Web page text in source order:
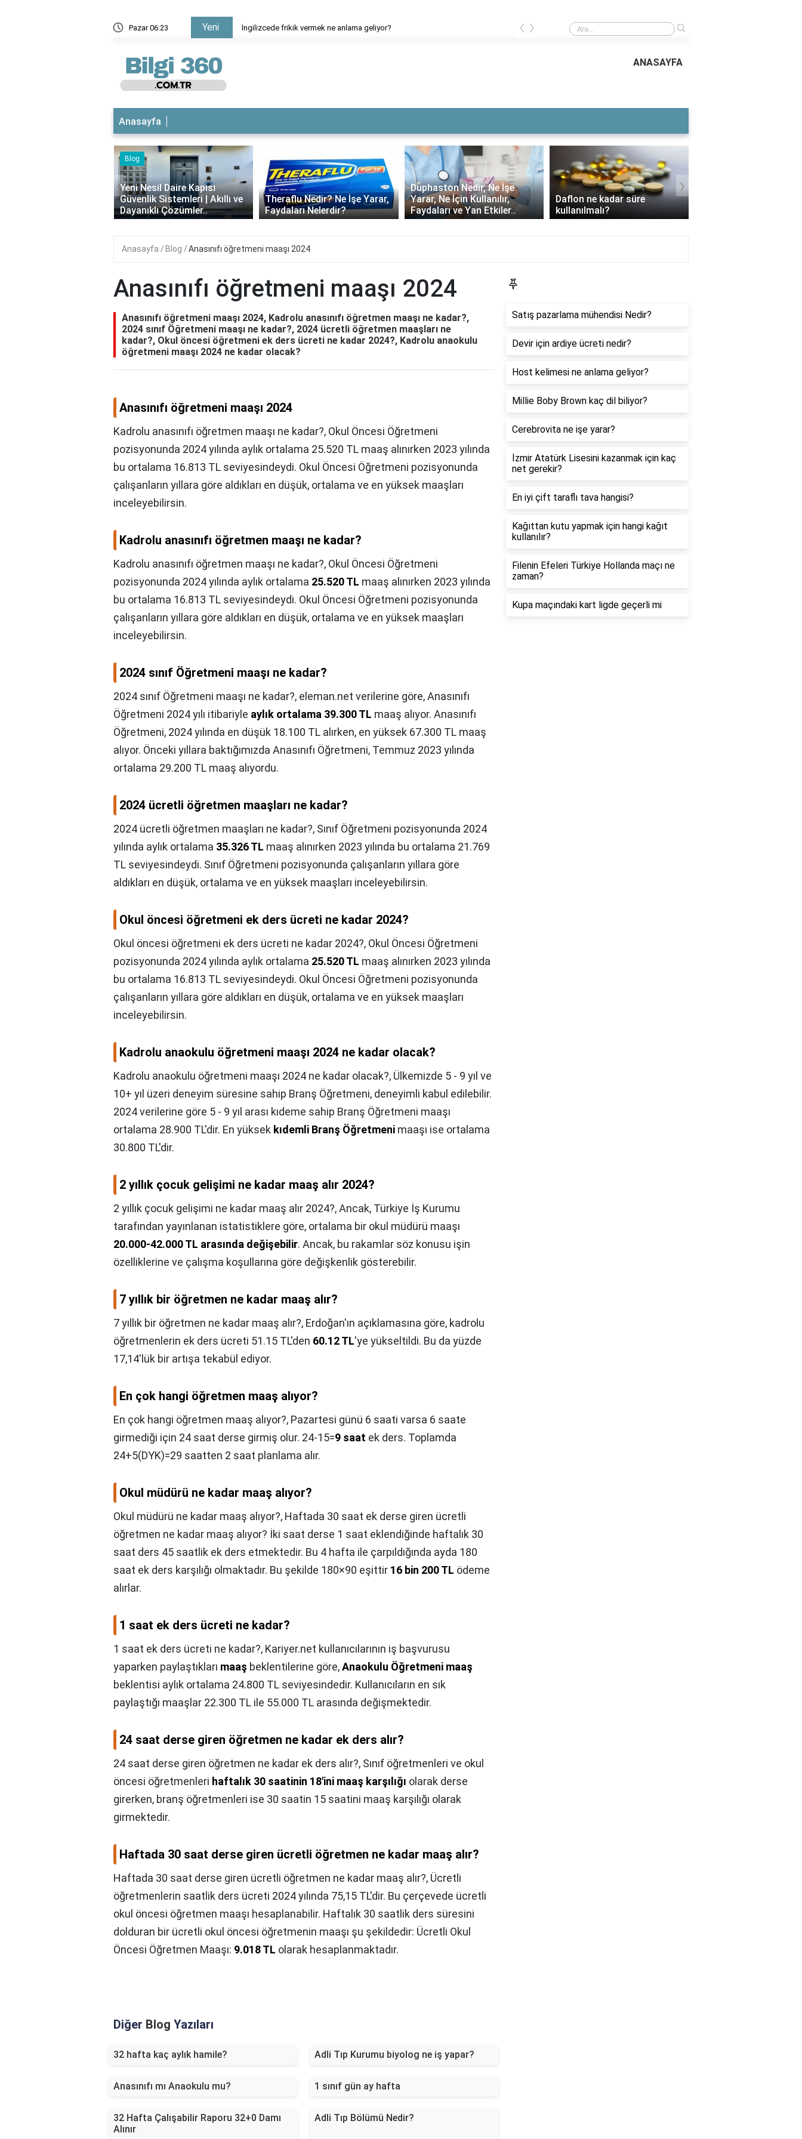
Pazar 06:24 Yeni El Cezeri'nin eserleri nelerdir? El Cezeri'nin eserleri nelerdir?
‹ ›
ANASAYFA
Anasayfa
Blog
Yeni Nesil Daire Kapısı
Güvenlik Sistemleri | Akıllı ve
Dayanıklı Çözümler..
Theraflu Nedir? Ne İşe Yarar,
Faydaları Nelerdir?
Duphaston Nedir, Ne İşe
Yarar, Ne İçin Kullanılır,
Faydaları ve Yan Etkiler..
Daflon ne kadar süre
kullanılmalı?
‹ ›
Anasayfa Blog Anasınıfı öğretmeni maaşı 2024
Anasınıfı öğretmeni maaşı 2024
Anasınıfı öğretmeni maaşı 2024, Kadrolu anasınıfı öğretmen maaşı ne kadar?,
2024 sınıf Öğretmeni maaşı ne kadar?, 2024 ücretli öğretmen maaşları ne
kadar?, Okul öncesi öğretmeni ek ders ücreti ne kadar 2024?, Kadrolu anaokulu
öğretmeni maaşı 2024 ne kadar olacak?
Anasınıfı öğretmeni maaşı 2024
Kadrolu anasınıfı öğretmen maaşı ne kadar?, Okul Öncesi Öğretmeni
pozisyonunda 2024 yılında aylık ortalama 25.520 TL maaş alınırken 2023 yılında
bu ortalama 16.813 TL seviyesindeydi. Okul Öncesi Öğretmeni pozisyonunda
çalışanların yıllara göre aldıkları en düşük, ortalama ve en yüksek maaşları
inceleyebilirsin.
Kadrolu anasınıfı öğretmen maaşı ne kadar?
Kadrolu anasınıfı öğretmen maaşı ne kadar?, Okul Öncesi Öğretmeni
pozisyonunda 2024 yılında aylık ortalama 25.520 TL maaş alınırken 2023 yılında
bu ortalama 16.813 TL seviyesindeydi. Okul Öncesi Öğretmeni pozisyonunda
çalışanların yıllara göre aldıkları en düşük, ortalama ve en yüksek maaşları
inceleyebilirsin.
2024 sınıf Öğretmeni maaşı ne kadar?
2024 sınıf Öğretmeni maaşı ne kadar?, eleman.net verilerine göre, Anasınıfı
Öğretmeni 2024 yılı itibariyle aylık ortalama 39.300 TL maaş alıyor. Anasınıfı
Öğretmeni, 2024 yılında en düşük 18.100 TL alırken, en yüksek 67.300 TL maaş
alıyor. Önceki yıllara baktığımızda Anasınıfı Öğretmeni, Temmuz 2023 yılında
ortalama 29.200 TL maaş alıyordu.
2024 ücretli öğretmen maaşları ne kadar?
2024 ücretli öğretmen maaşları ne kadar?, Sınıf Öğretmeni pozisyonunda 2024
yılında aylık ortalama 35.326 TL maaş alınırken 2023 yılında bu ortalama 21.769
TL seviyesindeydi. Sınıf Öğretmeni pozisyonunda çalışanların yıllara göre
aldıkları en düşük, ortalama ve en yüksek maaşları inceleyebilirsin.
Okul öncesi öğretmeni ek ders ücreti ne kadar 2024?
Okul öncesi öğretmeni ek ders ücreti ne kadar 2024?, Okul Öncesi Öğretmeni
pozisyonunda 2024 yılında aylık ortalama 25.520 TL maaş alınırken 2023 yılında
bu ortalama 16.813 TL seviyesindeydi. Okul Öncesi Öğretmeni pozisyonunda
çalışanların yıllara göre aldıkları en düşük, ortalama ve en yüksek maaşları
inceleyebilirsin.
Kadrolu anaokulu öğretmeni maaşı 2024 ne kadar olacak?
Kadrolu anaokulu öğretmeni maaşı 2024 ne kadar olacak?, Ülkemizde 5 - 9 yıl ve
10+ yıl üzeri deneyim süresine sahip Branş Öğretmeni, deneyimli kabul edilebilir.
2024 verilerine göre 5 - 9 yıl arası kıdeme sahip Branş Öğretmeni maaşı
ortalama 28.900 TL'dir. En yüksek kıdemli Branş Öğretmeni maaşı ise ortalama
30.800 TL'dir.
2 yıllık çocuk gelişimi ne kadar maaş alır 2024?
2 yıllık çocuk gelişimi ne kadar maaş alır 2024?,Ancak, Türkiye İş Kurumu
tarafından yayınlanan istatistiklere göre, ortalama bir okul müdürü maaşı
20.000-42.000 TL arasında değişebilir. Ancak, bu rakamlar söz konusu işin
özelliklerine ve çalışma koşullarına göre değişkenlik gösterebilir.
7 yıllık bir öğretmen ne kadar maaş alır?
7 yıllık bir öğretmen ne kadar maaş alır?, Erdoğan'ın açıklamasına göre, kadrolu
öğretmenlerin ek ders ücreti 51.15 TL'den 60.12 TL'ye yükseltildi. Bu da yüzde
17,14'lük bir artışa tekabül ediyor.
En çok hangi öğretmen maaş alıyor?
En çok hangi öğretmen maaş alıyor?, Pazartesi günü 6 saati varsa 6 saate
girmediği için 24 saat derse girmiş olur. 24-15=9 saat ek ders. Toplamda
24+5(DYK)=29 saatten 2 saat planlama alır.
Okul müdürü ne kadar maaş alıyor?
Okul müdürü ne kadar maaş alıyor?, Haftada 30 saat ek derse giren ücretli
öğretmen ne kadar maaş alıyor? İki saat derse 1 saat eklendiğinde haftalık 30
saat ders 45 saatlik ek ders etmektedir. Bu 4 hafta ile çarpıldığında ayda 180
saat ek ders karşılığı olmaktadır. Bu şekilde 180×90 eşittir 16 bin 200 TL ödeme
alırlar.
1 saat ek ders ücreti ne kadar?
1 saat ek ders ücreti ne kadar?, Kariyer.net kullanıcılarının iş başvurusu
yaparken paylaştıkları maaş beklentilerine göre,Anaokulu Öğretmeni maaş
beklentisi aylık ortalama 24.800 TL seviyesindedir. Kullanıcıların en sık
paylaştığı maaşlar 22.300 TL ile 55.000 TL arasında değişmektedir.
24 saat derse giren öğretmen ne kadar ek ders alır?
24 saat derse giren öğretmen ne kadar ek ders alır?, Sınıf öğretmenleri ve okul
öncesi öğretmenleri haftalık 30 saatinin 18'ini maaş karşılığı olarak derse
girerken, branş öğretmenleri ise 30 saatin 15 saatini maaş karşılığı olarak
girmektedir.
Haftada 30 saat derse giren ücretli öğretmen ne kadar maaş alır?
Haftada 30 saat derse giren ücretli öğretmen ne kadar maaş alır?, Ücretli
öğretmenlerin saatlik ders ücreti 2024 yılında 75,15 TL'dir. Bu çerçevede ücretli
okul öncesi öğretmen maaşı hesaplanabilir. Haftalık 30 saatlik ders süresini
dolduran bir ücretli okul öncesi öğretmenin maaşı şu şekildedir: Ücretli Okul
Öncesi Öğretmen Maaşı: 9.018 TL olarak hesaplanmaktadır.
Diğer Blog Yazıları
32 hafta kaç aylık hamile? Adli Tıp Kurumu biyolog ne iş yapar?
Anasınıfı mı Anaokulu mu? 1 sınıf gün ay hafta
32 Hafta Çalışabilir Raporu 32+0 Damı
Alınır
Adli Tıp Bölümü Nedir?
Satış pazarlama mühendisi Nedir?
Devir için ardiye ücreti nedir?
Host kelimesi ne anlama geliyor?
Millie Boby Brown kaç dil biliyor?
Cerebrovita ne işe yarar?
İzmir Atatürk Lisesini kazanmak için kaç
net gerekir?
En iyi çift taraflı tava hangisi?
Kağıttan kutu yapmak için hangi kağıt
kullanılır?
Filenin Efeleri Türkiye Hollanda maçı ne
zaman?
Kupa maçındaki kart ligde geçerli mi